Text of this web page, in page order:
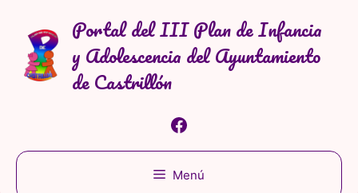
contenido
Portal del III Plan de Infancia
y Adolescencia del Ayuntamiento
de Castrillón
Facebook
Menú